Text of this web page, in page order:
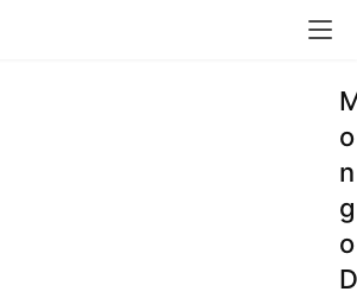
o
n
g
o
D